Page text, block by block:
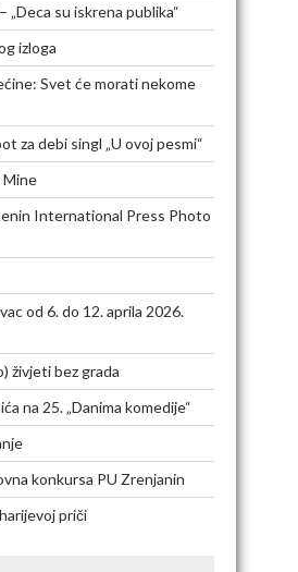
„Deca su iskrena publika“
izloga
Svet će morati nekome
za debi singl „U ovoj pesmi“
Mine
International Press Photo
od 6. do 12. aprila 2026.
živjeti bez grada
na 25. „Danima komedije“
konkursa PU Zrenjanin
priči